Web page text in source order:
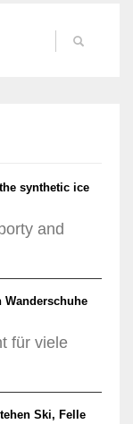
synthetic ice
and
für viele
Ski, Felle